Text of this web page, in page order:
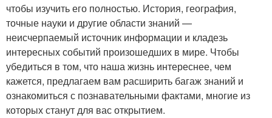
чтобы изучить его полностью. История, география,
точные науки и другие области знаний —
неисчерпаемый источник информации и кладезь
интересных событий произошедших в мире. Чтобы
убедиться в том, что наша жизнь интереснее, чем
кажется, предлагаем вам расширить багаж знаний и
ознакомиться с познавательными фактами, многие из
которых станут для вас открытием.